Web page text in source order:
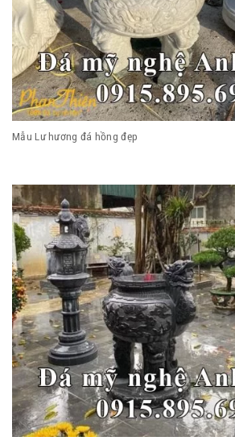
Mẫu Lư hương đá hồng đẹp